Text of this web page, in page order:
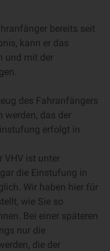
bereits seit
kann er das
und mit der
des Fahranfängers
werden, das der
erfolgt in
VHV ist unter
die Einstufung in
Wir haben hier für
wie Sie so
Bei einer späteren
nur die
die der